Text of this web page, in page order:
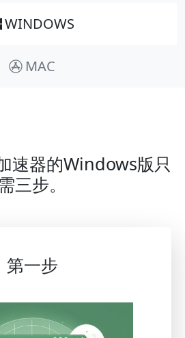
WINDOWS
MAC
速器的Windows版只
三步。
第一步